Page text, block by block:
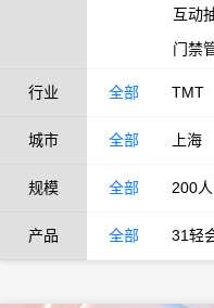
互动
门禁
行业 全部 TMT
城市 全部 上海
规模 全部 200
产品 全部 31轻